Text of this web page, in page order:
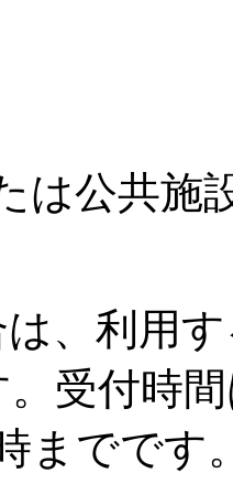
は公共
、利用
受付時
までです